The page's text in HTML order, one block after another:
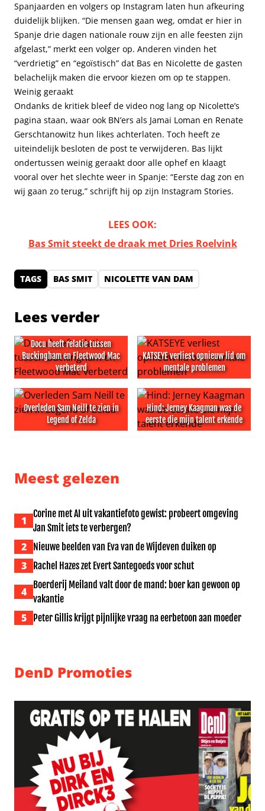
Spanjaarden en volgers op Instagram laten hun afkeuring
duidelijk blijken. “Die mensen gaan weg, omdat er hier in
Spanje drie dagen nationale rouw zijn en alle feesten zijn
afgelast,” merkt een volger op. Anderen vinden het
“verdrietig” en “egoïstisch” dat Bas en Nicolette de gasten
belachelijk maken die ervoor kiezen om op te stappen.
Weinig geraakt
Ondanks de kritiek bleef de video nog lang op Nicolette’s
pagina staan, waar ook BN’ers als Jamai Loman en Renate
Gerschtanowitz hun likes achterlaten. Toch heeft ze
uiteindelijk besloten de post te verwijderen. Bas lijkt
ondertussen weinig geraakt door alle ophef en klaagt
vooral over het slechte weer in Spanje: “Eerste dag zon en
wij gaan zo terug,” schrijft hij op zijn Instagram Stories.
LEES OOK:
Bas Smit steekt de draak met Dries Roelvink
TAGS BAS SMIT NICOLETTE VAN DAM
Lees verder
Docu heeft relatie tussen
Buckingham en Fleetwood Mac
verbeterd
Docu heeft relatie tussen Buckingham en Fleetwood
KATSEYE verliest opnieuw lid om
mentale problemen
KATSEYE verliest opnieuw
Overleden Sam Neill te zien in
Legend of Zelda
Hind: Jerney Kaagman was de
eerste die mijn talent erkende
Meest gelezen
1
Corine met AI uit vakantiefoto gewist: probeert omgeving
Jan Smit iets te verbergen?
2 Nieuwe beelden van Eva van de Wijdeven duiken op
3 Rachel Hazes zet Evert Santegoeds voor schut
4
Boerderij Meiland valt door de mand: boer kan gewoon op
vakantie
5 Peter Gillis krijgt pijnlijke vraag na eerbetoon aan moeder
DenD Promoties